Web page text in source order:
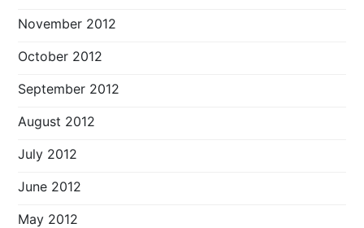
November 2012
October 2012
September 2012
August 2012
July 2012
June 2012
May 2012